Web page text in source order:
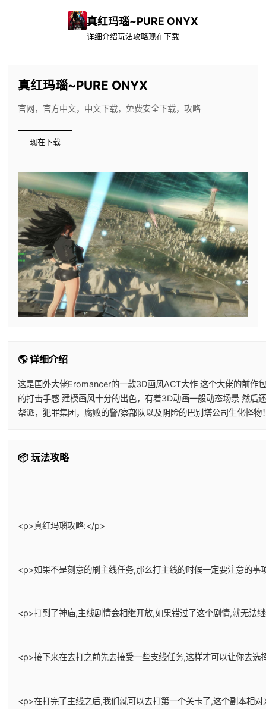
真红玛瑙~PURE ONYX
详细介绍玩法攻略现在下载
真红玛瑙~PURE ONYX
官网，官方中文，中文下载，免费安全下载，攻略
现在下载
🌎 详细介绍
这是国外大佬Eromancer的一款3D画风ACT大作 这个大佬的前作
的打击手感 建模画风十分的出色，有着3D动画一般动态场景 然
帮派，犯罪集团，腐败的警/察部队以及阴险的巴别塔公司生化怪
📦 玩法攻略
<p>真红玛瑙攻略:</p>
<p>如果不是刻意的刷主线任务,那么打主线的时候一定要注意的
<p>打到了神庙,主线剧情会相继开放,如果错过了这个剧情,就无法
<p>接下来在去打之前先去接受一些支线任务,这样才可以让你去
<p>在打完了主线之后,我们就可以去打第一个关卡了,这个副本相